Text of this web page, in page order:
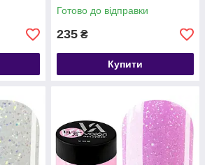
Готово до відправки
235 ₴
Купити